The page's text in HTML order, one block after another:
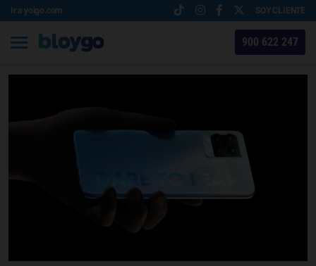
Ir a yoigo.com SOY CLIENTE
900 622 247